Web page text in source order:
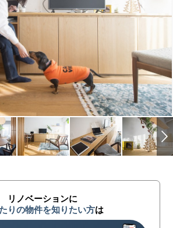
リノベーションに
りの物件を知りたい方は